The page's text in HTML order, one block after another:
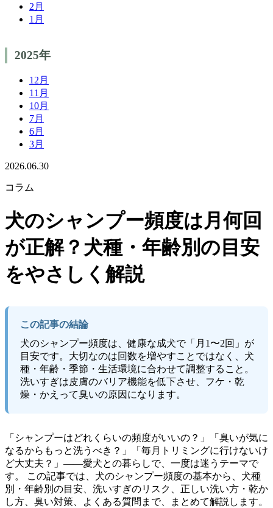
2月
1月
2025年
12月
11月
10月
7月
6月
3月
2026.06.30
コラム
犬のシャンプー頻度は月何回
が正解？犬種・年齢別の目安
をやさしく解説
この記事の結論
犬のシャンプー頻度は、健康な成犬で「月1〜2回」が
目安です。大切なのは回数を増やすことではなく、犬
種・年齢・季節・生活環境に合わせて調整すること。
洗いすぎは皮膚のバリア機能を低下させ、フケ・乾
燥・かえって臭いの原因になります。
「シャンプーはどれくらいの頻度がいいの？」「臭いが気に
なるからもっと洗うべき？」「毎月トリミングに行けないけ
ど大丈夫？」——愛犬との暮らしで、一度は迷うテーマで
す。 この記事では、犬のシャンプー頻度の基本から、犬種
別・年齢別の目安、洗いすぎのリスク、正しい洗い方・乾か
し方、臭い対策、よくある質問まで、まとめて解説します。